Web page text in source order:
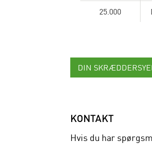
25.000
DIN
KONTAKT
Hvis du har